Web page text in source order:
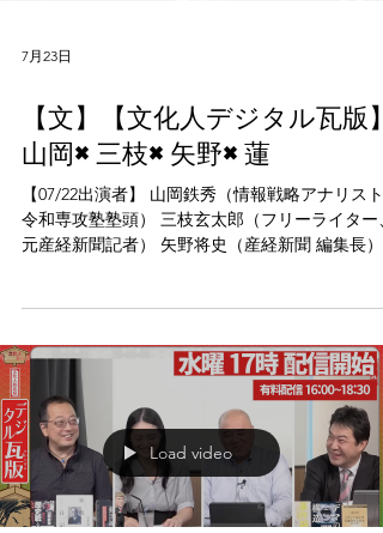
7月23日
【文】【文化人デジタル瓦版】
山岡×三枝×矢野×蓮
令和専攻塾塾頭） 三枝玄太郎（フリーライター、
元産経新聞記者） 矢野将史（産経新聞 編集長） 蓮
徳花（源氏物語俱楽部 副代表）